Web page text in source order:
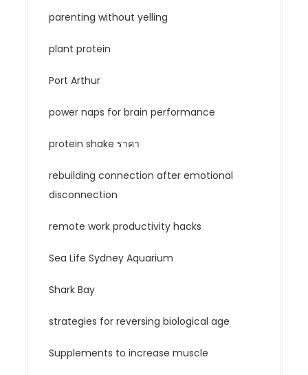
parenting without yelling
plant protein
Port Arthur
power naps for brain performance
protein shake ราคา
rebuilding connection after emotional
disconnection
remote work productivity hacks
Sea Life Sydney Aquarium
Shark Bay
strategies for reversing biological age
Supplements to increase muscle